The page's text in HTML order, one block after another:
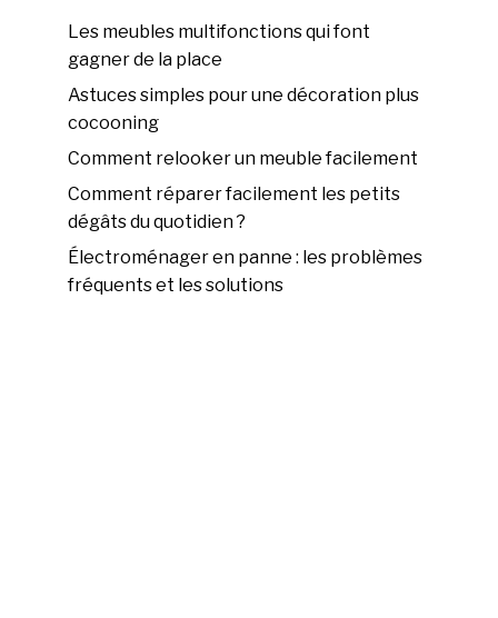
Les meubles multifonctions qui font
gagner de la place
Astuces simples pour une décoration plus
cocooning
Comment relooker un meuble facilement
Comment réparer facilement les petits
dégâts du quotidien ?
Électroménager en panne : les problèmes
fréquents et les solutions